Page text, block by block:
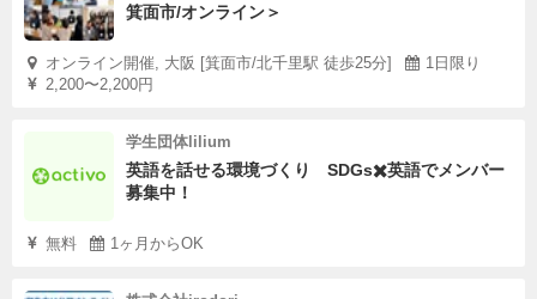
箕面市/オンライン＞
オンライン開催, 大阪 [箕面市/北千里駅 徒歩25分]
1日限り
2,200〜2,200円
学生団体lilium
英語を話せる環境づくり SDGs✖️英語でメンバー
募集中！
無料 1ヶ月からOK